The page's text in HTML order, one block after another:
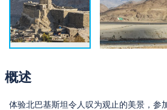
概述
体验北巴基斯坦令人叹为观止的美景，参